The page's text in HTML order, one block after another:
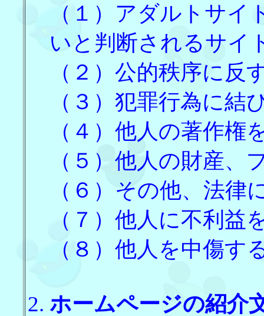
（１）アダルトサ
いと判断されるサイ
（２）公的秩序に反
（３）犯罪行為に結
（４）他人の著作権
（５）他人の財産
（６）その他、法律
（７）他人に不利益
（８）他人を中傷す
ホームページの紹介